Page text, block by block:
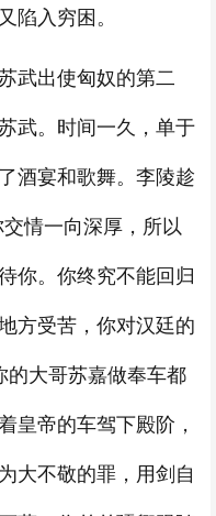
陷入穷困。
武出使匈奴的第二
武。时间一久，单于
酒宴和歌舞。李陵趁
情一向深厚，所以
你。你终究不能回归
方受苦，你对汉廷的
的大哥苏嘉做奉车都
皇帝的车驾下殿阶，
大不敬的罪，用剑自